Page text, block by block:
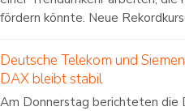
fördern könnte. Neue
Deutsche Telekom und
DAX bleibt stabil
Am Donnerstag berichteten die